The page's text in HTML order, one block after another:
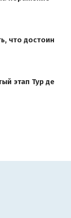
что достоин
этап Тур де